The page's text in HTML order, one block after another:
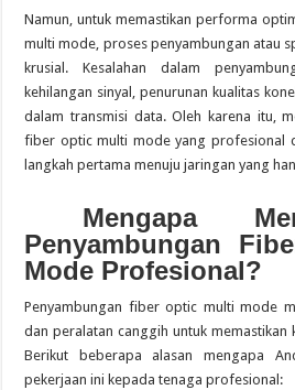
Namun, untuk memastikan performa
multi mode, proses penyambungan atau
krusial.
Kesalahan dalam
kehilangan sinyal, penurunan kualitas
dalam transmisi data. Oleh karena itu,
fiber optic multi mode yang profesional
langkah pertama menuju jaringan yang
Mengapa
Penyambungan
Mode Profesional?
Penyambungan fiber optic multi mode
dan peralatan canggih untuk memastikan
Berikut beberapa alasan mengapa
pekerjaan ini kepada tenaga profesional: